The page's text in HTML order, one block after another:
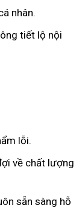
nhân.
tiết lộ nội
lỗi.
về chất lượng
sẵn sàng hỗ